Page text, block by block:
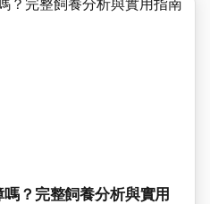
？完整飼養分析與實用